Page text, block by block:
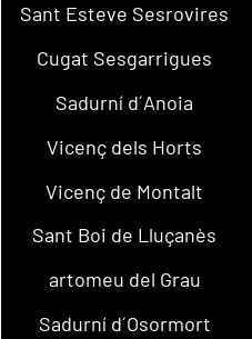
Sant Esteve Sesrovires
Cugat Sesgarrigues
Sadurní d´Anoia
Vicenç dels Horts
Vicenç de Montalt
Sant Boi de Lluçanès
artomeu del Grau
Sadurní d´Osormort